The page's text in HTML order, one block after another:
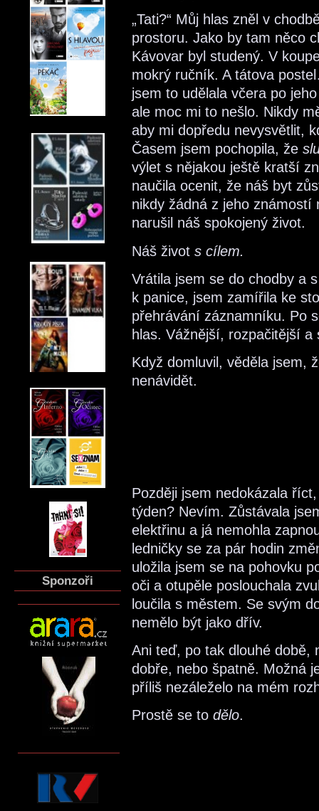
Sponzoři
„Tati?“ Můj hlas zněl v
prostoru. Jako by tam něco
Kávovar byl studený. V
mokrý ručník. A tátova
jsem to udělala včera po
ale moc mi to nešlo. Nikdy
aby mi dopředu nevysvětlit,
Časem jsem pochopila, že
výlet s nějakou ještě kratší
naučila ocenit, že náš byt
nikdy žádná z jeho známostí
narušil náš spokojený život.
Náš život s cílem.
Vrátila jsem se do chodby a
k panice, jsem zamířila ke
přehrávání záznamníku. Po
hlas. Vážnější, rozpačitější
Když domluvil, věděla jsem,
nenávidět.
Později jsem nedokázala
týden? Nevím. Zůstávala
elektřinu a já nemohla
ledničky se za pár hodin
uložila jsem se na pohovku
oči a otupěle poslouchala
loučila s městem. Se svým
nemělo být jako dřív.
Ani teď, po tak dlouhé době,
dobře, nebo špatně. Možná
příliš nezáleželo na mém
Prostě se to dělo.